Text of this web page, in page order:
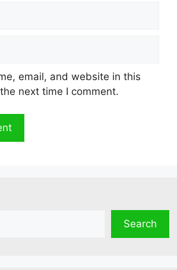
email, and website in this
next time I comment.
Search